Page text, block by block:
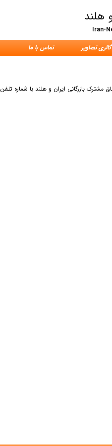
هلند
Iran-
گالری تصاویر تماس با ما
و هلند با شماره تلفن 1349-8838 تماس حاصل فرمائید.